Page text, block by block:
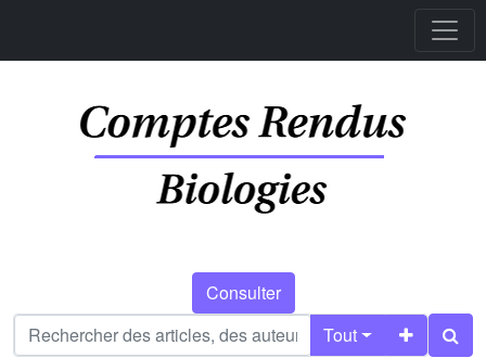
Consulter
Tout